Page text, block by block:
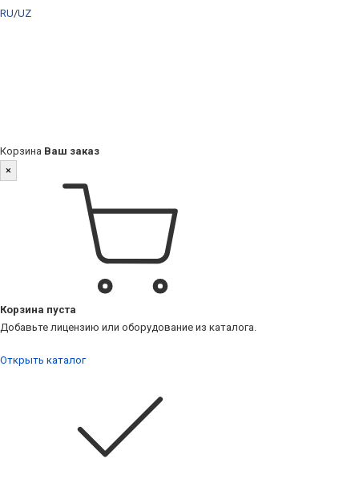
RU/UZ
Корзина Ваш заказ
×
Корзина пуста
Добавьте лицензию или оборудование из каталога.
Открыть каталог